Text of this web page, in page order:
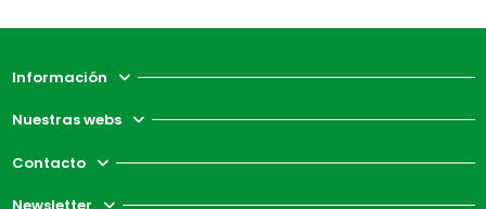
Información
Nuestras webs
Contacto